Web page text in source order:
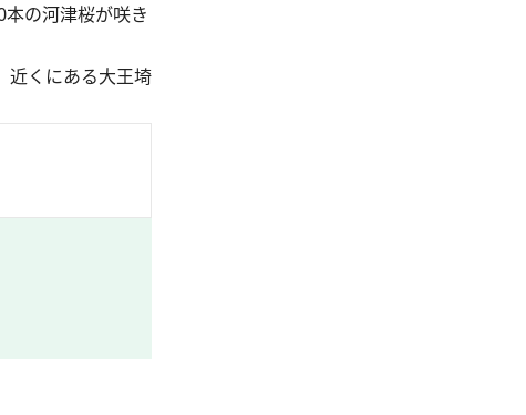
の河津桜が咲き
近くにある大王埼